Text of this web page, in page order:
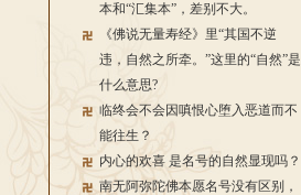
本和“汇集本”，差别不大。
《佛说无量寿经》里“其国不逆
违，自然之所牵。”这里的“自然”是
什么意思?
临终会不会因嗔恨心堕入恶道而不
能往生？
内心的欢喜 是名号的自然显现吗？
南无阿弥陀佛本愿名号没有区别，